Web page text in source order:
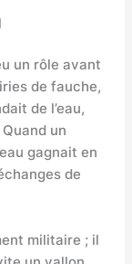
un rôle avant
de fauche,
de l’eau,
un
gagnait en
de
militaire ; il